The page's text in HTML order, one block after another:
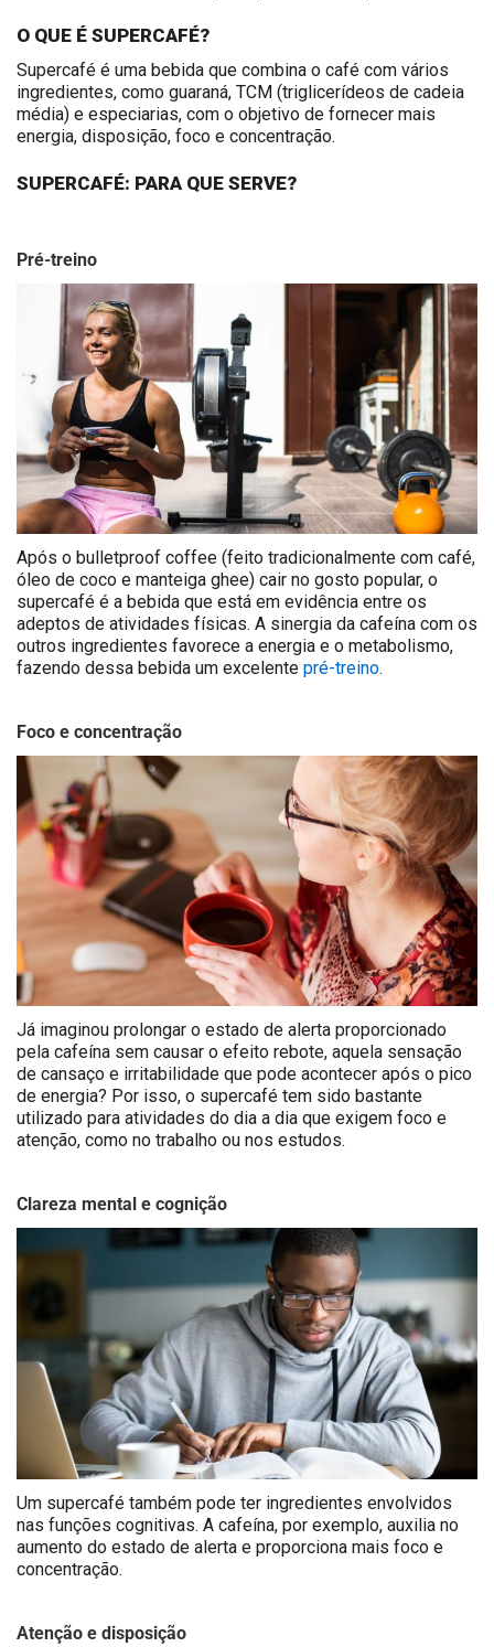
O QUE É SUPERCAFÉ?
Supercafé é uma bebida que combina o café com vários
ingredientes, como guaraná, TCM (triglicerídeos de cadeia
média) e especiarias, com o objetivo de fornecer mais
energia, disposição, foco e concentração.
SUPERCAFÉ: PARA QUE SERVE?
Pré-treino
Após o bulletproof coffee (feito tradicionalmente com café,
óleo de coco e manteiga ghee) cair no gosto popular, o
supercafé é a bebida que está em evidência entre os
adeptos de atividades físicas. A sinergia da cafeína com os
outros ingredientes favorece a energia e o metabolismo,
fazendo dessa bebida um excelente pré-treino.
Foco e concentração
Já imaginou prolongar o estado de alerta proporcionado
pela cafeína sem causar o efeito rebote, aquela sensação
de cansaço e irritabilidade que pode acontecer após o pico
de energia? Por isso, o supercafé tem sido bastante
utilizado para atividades do dia a dia que exigem foco e
atenção, como no trabalho ou nos estudos.
Clareza mental e cognição
Um supercafé também pode ter ingredientes envolvidos
nas funções cognitivas. A cafeína, por exemplo, auxilia no
aumento do estado de alerta e proporciona mais foco e
concentração.
Atenção e disposição